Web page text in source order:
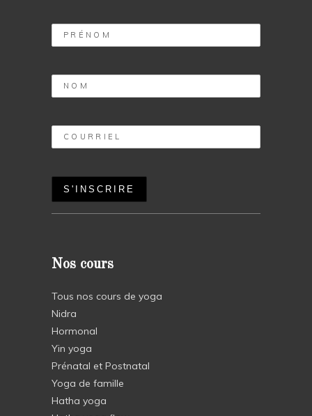
Nos cours
Tous nos cours de yoga
Nidra
Hormonal
Yin yoga
Prénatal et Postnatal
Yoga de famille
Hatha yoga